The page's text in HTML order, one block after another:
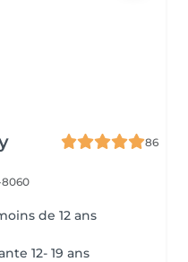
86
8060
de 12 ans
12- 19 ans